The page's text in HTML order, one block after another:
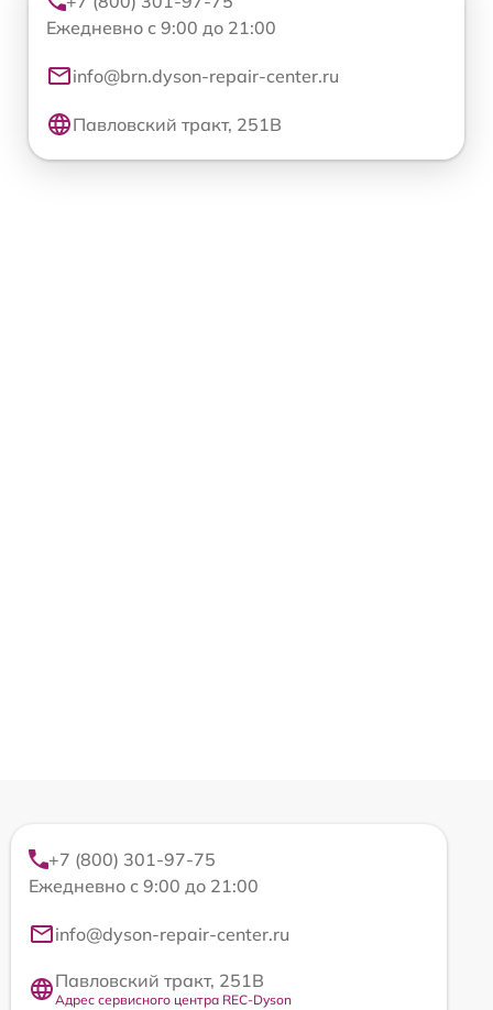
Ежедневно с 9:00 до 21:00
info@brn.dyson-repair-center.ru
Павловский тракт, 251В
+7 (800) 301-97-75
Ежедневно с 9:00 до 21:00
info@dyson-repair-center.ru
Павловский тракт, 251В
Адрес сервисного центра REC-Dyson